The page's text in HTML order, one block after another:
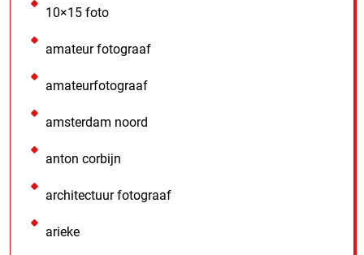
10×15 foto
amateur fotograaf
amateurfotograaf
amsterdam noord
anton corbijn
architectuur fotograaf
arieke